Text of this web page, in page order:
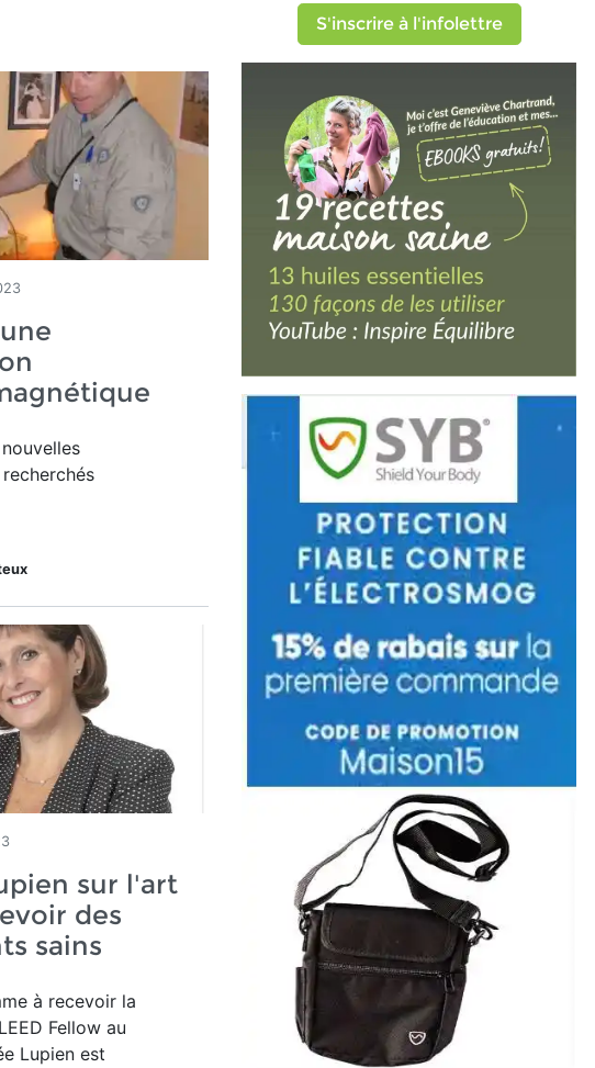
sur l'art
des
sains
à recevoir la
Fellow au
Lupien est
S'inscrire à l'infolettre